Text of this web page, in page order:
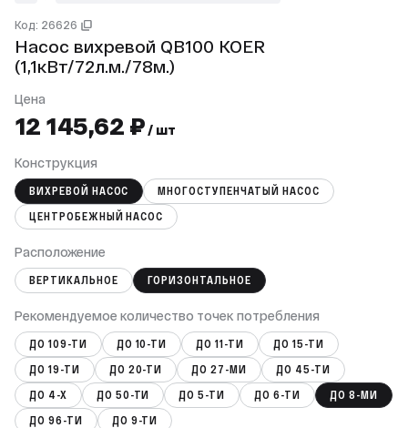
Код: 26626
Насос вихревой QB100 KOER
(1,1кВт/72л.м./78м.)
Цена
12 145,62 ₽ / шт
Конструкция
ВИХРЕВОЙ НАСОС
МНОГОСТУПЕНЧАТЫЙ НАСОС
ЦЕНТРОБЕЖНЫЙ НАСОС
Расположение
ВЕРТИКАЛЬНОЕ ГОРИЗОНТАЛЬНОЕ
Рекомендуемое количество точек потребления
ДО 109-ТИ ДО 10-ТИ ДО 11-ТИ
ДО 15-ТИ
ДО 19-ТИ
ДО 20-ТИ ДО 27-МИ
ДО 45-ТИ
ДО 4-Х
ДО 50-ТИ ДО 5-ТИ ДО 6-ТИ
ДО 8-МИ
ДО 96-ТИ
ДО 9-ТИ